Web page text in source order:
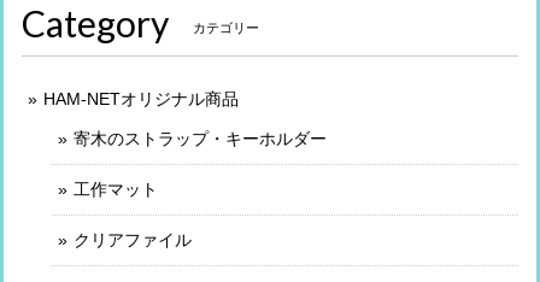
Category カテゴリー
HAM-NETオリジナル商品
寄木のストラップ・キーホルダー
工作マット
クリアファイル